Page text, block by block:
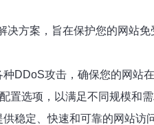
方案，旨在保护您的网站
DDoS攻击，确保您的网站在
置选项，以满足不同规模和需
稳定、快速和可靠的网站访